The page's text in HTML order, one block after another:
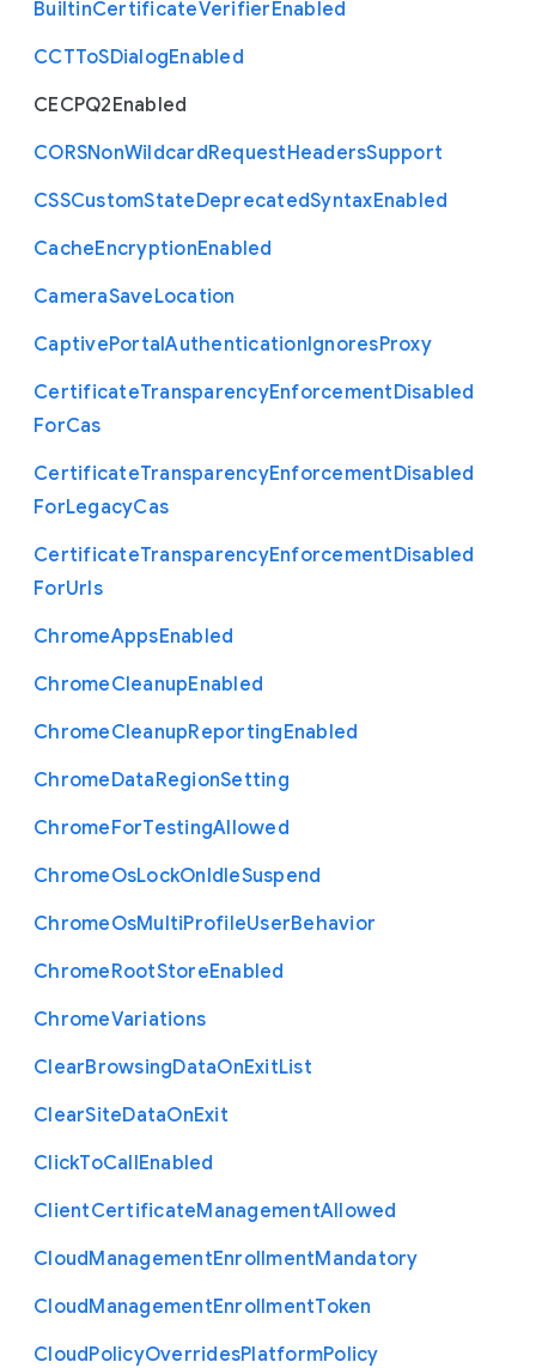
BuiltinCertificateVerifierEnabled
CCTToSDialogEnabled
CECPQ2Enabled
CORSNonWildcardRequestHeadersSupport
CSSCustomStateDeprecatedSyntaxEnabled
CacheEncryptionEnabled
CameraSaveLocation
CaptivePortalAuthenticationIgnoresProxy
CertificateTransparencyEnforcementDisabled
ForCas
CertificateTransparencyEnforcementDisabled
ForLegacyCas
CertificateTransparencyEnforcementDisabled
ForUrls
ChromeAppsEnabled
ChromeCleanupEnabled
ChromeCleanupReportingEnabled
ChromeDataRegionSetting
ChromeForTestingAllowed
ChromeOsLockOnIdleSuspend
ChromeOsMultiProfileUserBehavior
ChromeRootStoreEnabled
ChromeVariations
ClearBrowsingDataOnExitList
ClearSiteDataOnExit
ClickToCallEnabled
ClientCertificateManagementAllowed
CloudManagementEnrollmentMandatory
CloudManagementEnrollmentToken
CloudPolicyOverridesPlatformPolicy